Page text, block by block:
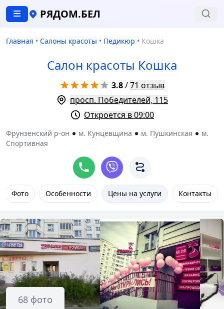
РЯДОМ.БЕЛ
Главная • Салоны красоты • Педикюр • Кошка
Салон красоты Кошка
3.8/71 отзыв
просп. Победителей, 115
Откроется в 09:00
Фрунзенский р-он м. Кунцевщина м. Пушкинская
м.
Спортивная
Фото Особенности Цены на услуги Контакты
68 фото